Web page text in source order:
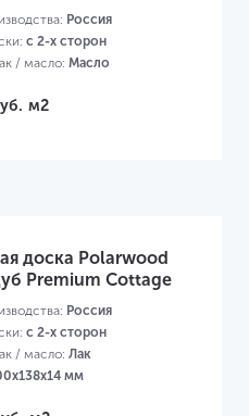
Россия
с 2-х сторон
/ масло: Масло
м2
доска Polarwood
Premium Cottage
Россия
с 2-х сторон
/ масло: Лак
мм